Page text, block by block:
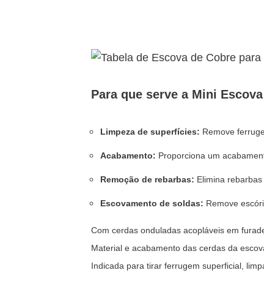
Para que serve a Mini
Limpeza de superfícies: Remove
Acabamento: Proporciona um
Remoção de rebarbas: Elimina
Escovamento de soldas: Remove
Com cerdas onduladas acopláveis em
Material e acabamento das cerdas da
Indicada para tirar ferrugem superficial,